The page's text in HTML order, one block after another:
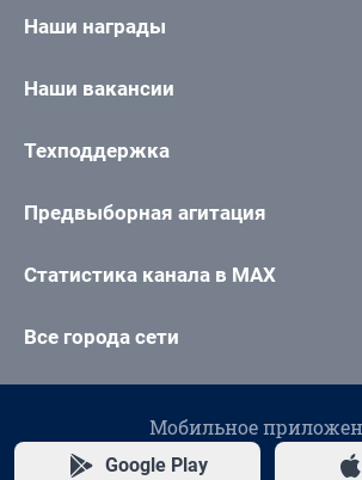
Наши награды
Наши вакансии
Техподдержка
Предвыборная агитация
Статистика канала в MAX
Все города сети
Мобильное
Google Play